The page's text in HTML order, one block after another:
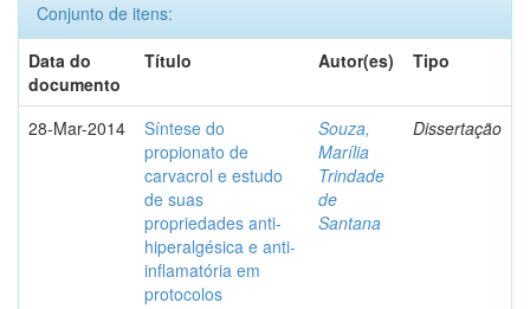
Conjunto de itens:
Data do
documento
Título Autor(es) Tipo
28-Mar-2014
Síntese do
propionato de
carvacrol e estudo
de suas
propriedades anti-
hiperalgésica e anti-
inflamatória em
protocolos
Souza,
Marília
Trindade
de
Santana
Dissertação